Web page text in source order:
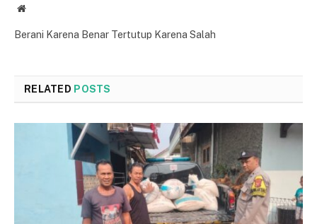
Website
Berani Karena Benar Tertutup Karena Salah
RELATED POSTS